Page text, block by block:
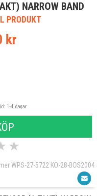
NARROW BAND
PRODUKT
kr
1-4 dagar
★
WPS-27-5722 KO-28-BOS2004